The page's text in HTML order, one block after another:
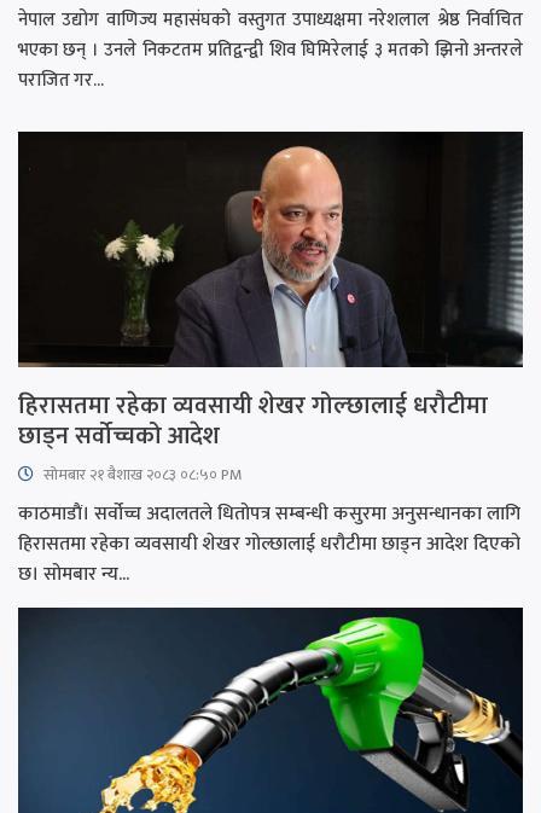
नेपाल उद्योग वाणिज्य महासंघको वस्तुगत उपाध्यक्षमा नरेशलाल श्रेष्ठ निर्वाचित
भएका छन् । उनले निकटतम प्रतिद्वन्द्वी शिव घिमिरेलाई ३ मतको झिनो अन्तरले
पराजित गर...
हिरासतमा रहेका व्यवसायी शेखर गोल्छालाई धरौटीमा
छाड्न सर्वोच्चको आदेश
सोमबार २१ बैशाख २०८३ ०८:५० PM
काठमाडाैं। सर्वोच्च अदालतले धितोपत्र सम्बन्धी कसुरमा अनुसन्धानका लागि
हिरासतमा रहेका व्यवसायी शेखर गोल्छालाई धरौटीमा छाड्न आदेश दिएको
छ। सोमबार न्य...